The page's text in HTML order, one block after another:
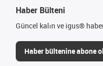
Haber Bülteni
Güncel kalın ve igus®
Haber bültenine abone